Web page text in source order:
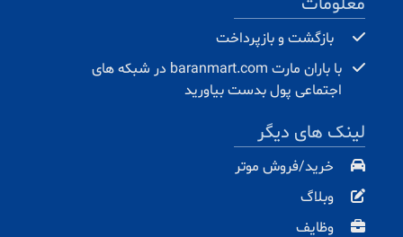
بازگشت و بازپرداخت
با باران مارت baranmart.com در شبکه های
اجتماعی پول بدست بیاورید
لینک های دیگر
خرید/فروش موتر
وبلاگ
وظایف